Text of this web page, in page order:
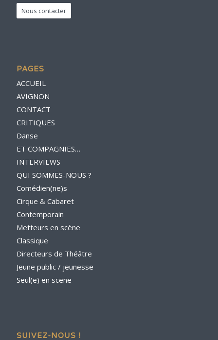
Nous contacter
PAGES
ACCUEIL
AVIGNON
CONTACT
CRITIQUES
Danse
ET COMPAGNIES…
INTERVIEWS
QUI SOMMES-NOUS ?
Comédien(ne)s
Cirque & Cabaret
Contemporain
Metteurs en scène
Classique
Directeurs de Théâtre
Jeune public / jeunesse
Seul(e) en scene
SUIVEZ-NOUS !